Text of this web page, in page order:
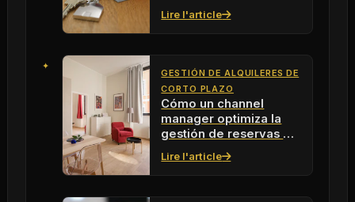
Lire l'article
GESTIÓN DE ALQUILERES DE
CORTO PLAZO
Cómo un channel
manager optimiza la
gestión de reservas en
Lire l'article